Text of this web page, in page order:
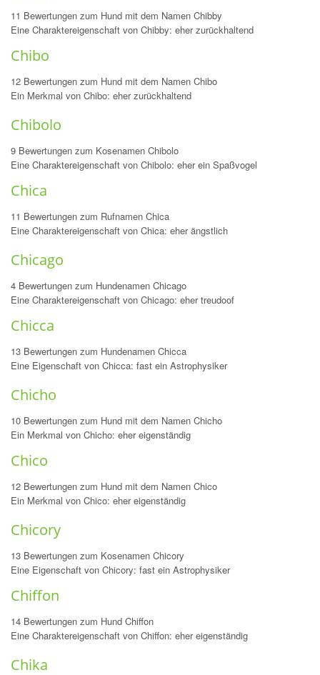
11 Bewertungen zum Hund mit dem Namen Chibby
Eine Charaktereigenschaft von Chibby: eher zurückhaltend
Chibo
12 Bewertungen zum Hund mit dem Namen Chibo
Ein Merkmal von Chibo: eher zurückhaltend
Chibolo
9 Bewertungen zum Kosenamen Chibolo
Eine Charaktereigenschaft von Chibolo: eher ein Spaßvogel
Chica
11 Bewertungen zum Rufnamen Chica
Eine Charaktereigenschaft von Chica: eher ängstlich
Chicago
4 Bewertungen zum Hundenamen Chicago
Eine Charaktereigenschaft von Chicago: eher treudoof
Chicca
13 Bewertungen zum Hundenamen Chicca
Eine Eigenschaft von Chicca: fast ein Astrophysiker
Chicho
10 Bewertungen zum Hund mit dem Namen Chicho
Ein Merkmal von Chicho: eher eigenständig
Chico
12 Bewertungen zum Hund mit dem Namen Chico
Ein Merkmal von Chico: eher eigenständig
Chicory
13 Bewertungen zum Kosenamen Chicory
Eine Eigenschaft von Chicory: fast ein Astrophysiker
Chiffon
14 Bewertungen zum Hund Chiffon
Eine Charaktereigenschaft von Chiffon: eher eigenständig
Chika